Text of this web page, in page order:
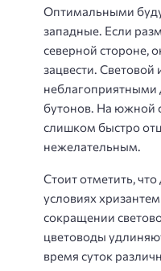
Оптимальными
западные. Если
северной стороне,
зацвести.
бутонов. На южной
слишком быстро
нежелательным.
Стоит отметить,
условиях
сокращении
цветоводы
время суток